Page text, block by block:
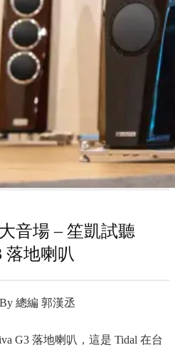
音場 – 笙凱試聽
落地喇叭
總編 郭漢丞
G3 落地喇叭，這是 Tidal 在台